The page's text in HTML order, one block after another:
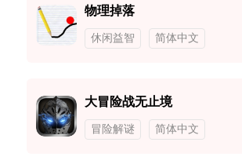
物理掉落
休闲益智 简体中文
大冒险战无止境
冒险解谜 简体中文